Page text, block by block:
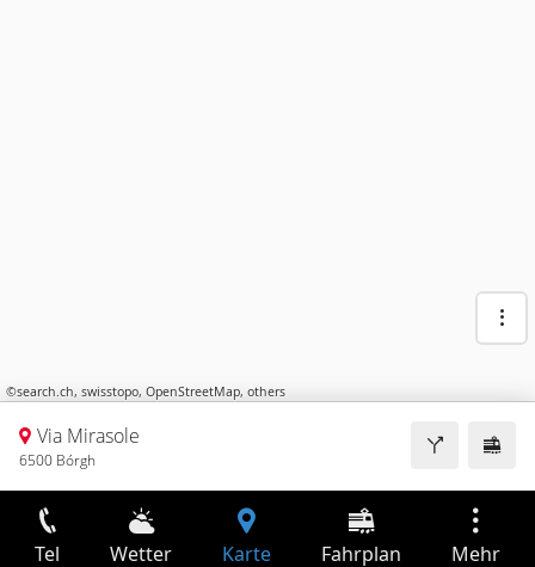
©search.ch, swisstopo, OpenStreetMap, others
Via Mirasole
6500 Bórgh
Tel Wetter Karte Fahrplan Mehr